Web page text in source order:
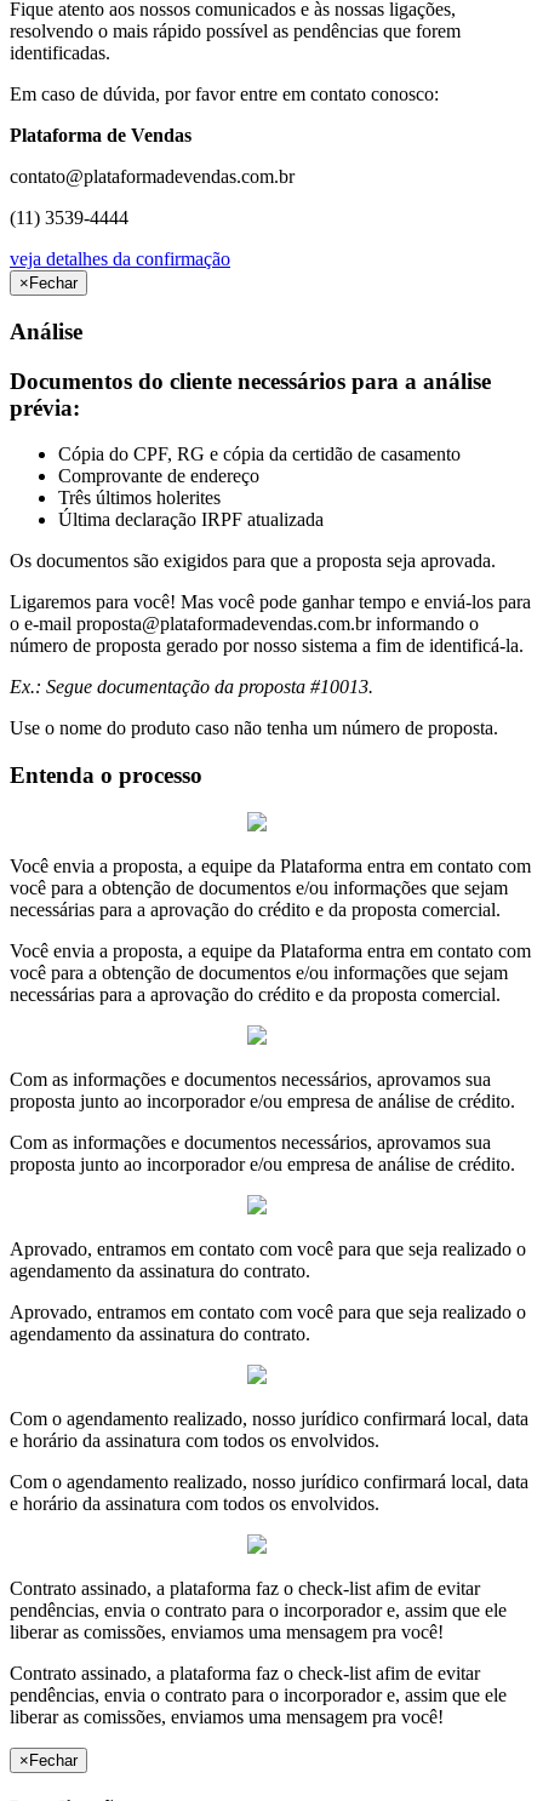
Fique atento aos nossos comunicados e às nossas ligações,
resolvendo o mais rápido possível as pendências que forem
identificadas.
Em caso de dúvida, por favor entre em contato conosco:
Plataforma de Vendas
contato@plataformadevendas.com.br
(11) 3539-4444
veja detalhes da confirmação
× Fechar
Análise
Documentos do cliente necessários para a análise
prévia:
Cópia do CPF, RG e cópia da certidão de casamento
Comprovante de endereço
Três últimos holerites
Última declaração IRPF atualizada
Os documentos são exigidos para que a proposta seja aprovada.
Ligaremos para você! Mas você pode ganhar tempo e enviá-los para
o e-mail proposta@plataformadevendas.com.brinformando o
número de proposta gerado por nosso sistema a fim de identificá-la.
Ex.: Segue documentação da proposta #10013.
Use o nome do produto caso não tenha um número de proposta.
Entenda o processo
Você envia a proposta, a equipe da Plataforma entra em contato com
você para a obtenção de documentos e/ou informações que sejam
necessárias para a aprovação do crédito e da proposta comercial.
Você envia a proposta, a equipe da Plataforma entra em contato com
você para a obtenção de documentos e/ou informações que sejam
necessárias para a aprovação do crédito e da proposta comercial.
Com as informações e documentos necessários, aprovamos sua
proposta junto ao incorporador e/ou empresa de análise de crédito.
Com as informações e documentos necessários, aprovamos sua
proposta junto ao incorporador e/ou empresa de análise de crédito.
Aprovado, entramos em contato com você para que seja realizado o
agendamento da assinatura do contrato.
Aprovado, entramos em contato com você para que seja realizado o
agendamento da assinatura do contrato.
Com o agendamento realizado, nosso jurídico confirmará local, data
e horário da assinatura com todos os envolvidos.
Com o agendamento realizado, nosso jurídico confirmará local, data
e horário da assinatura com todos os envolvidos.
Contrato assinado, a plataforma faz o check-list afim de evitar
pendências, envia o contrato para o incorporador e, assim que ele
liberar as comissões, enviamos uma mensagem pra você!
Contrato assinado, a plataforma faz o check-list afim de evitar
pendências, envia o contrato para o incorporador e, assim que ele
liberar as comissões, enviamos uma mensagem pra você!
× Fechar